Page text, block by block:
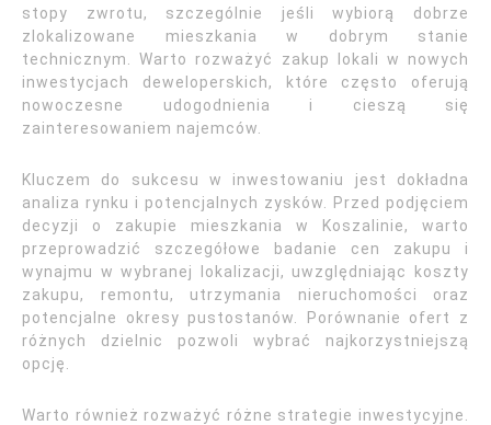
stopy zwrotu, szczególnie jeśli wybiorą dobrze
zlokalizowane mieszkania w dobrym stanie
technicznym. Warto rozważyć zakup lokali w nowych
inwestycjach deweloperskich, które często oferują
nowoczesne udogodnienia i cieszą się
zainteresowaniem najemców.
Kluczem do sukcesu w inwestowaniu jest dokładna
analiza rynku i potencjalnych zysków. Przed podjęciem
decyzji o zakupie mieszkania w Koszalinie, warto
przeprowadzić szczegółowe badanie cen zakupu i
wynajmu w wybranej lokalizacji, uwzględniając koszty
zakupu, remontu, utrzymania nieruchomości oraz
potencjalne okresy pustostanów. Porównanie ofert z
różnych dzielnic pozwoli wybrać najkorzystniejszą
opcję.
Warto również rozważyć różne strategie inwestycyjne.